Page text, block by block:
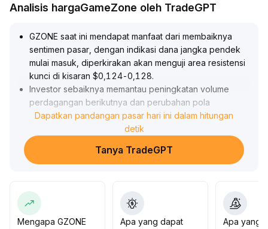
Analisis hargaGameZone oleh TradeGPT
GZONE saat ini mendapat manfaat dari membaiknya
sentimen pasar, dengan indikasi dana jangka pendek
mulai masuk, diperkirakan akan menguji area resistensi
kunci di kisaran $0,124-0,128.
Investor sebaiknya memantau peningkatan volume
perdagangan berikutnya dan perubahan pola
candlestick, serta masuk secara bertahap setelah tren
terkonfirmasi; jika tidak ada terobosan yang efektif,
penting untuk disiplin dalam menetapkan stop loss untuk
mengendalikan risiko penurunan, serta secara dinamis
Secara keseluruhan, strategi utama adalah mengikuti
tren dan manajemen risiko yang ketat, belum disarankan
untuk mengejar harga tinggi secara membabi buta.
Dapatkan pandangan pasar hari ini dalam hitungan
detik
Tanya TradeGPT
Mengapa GZONE
Apa yang dapat
Apa yang